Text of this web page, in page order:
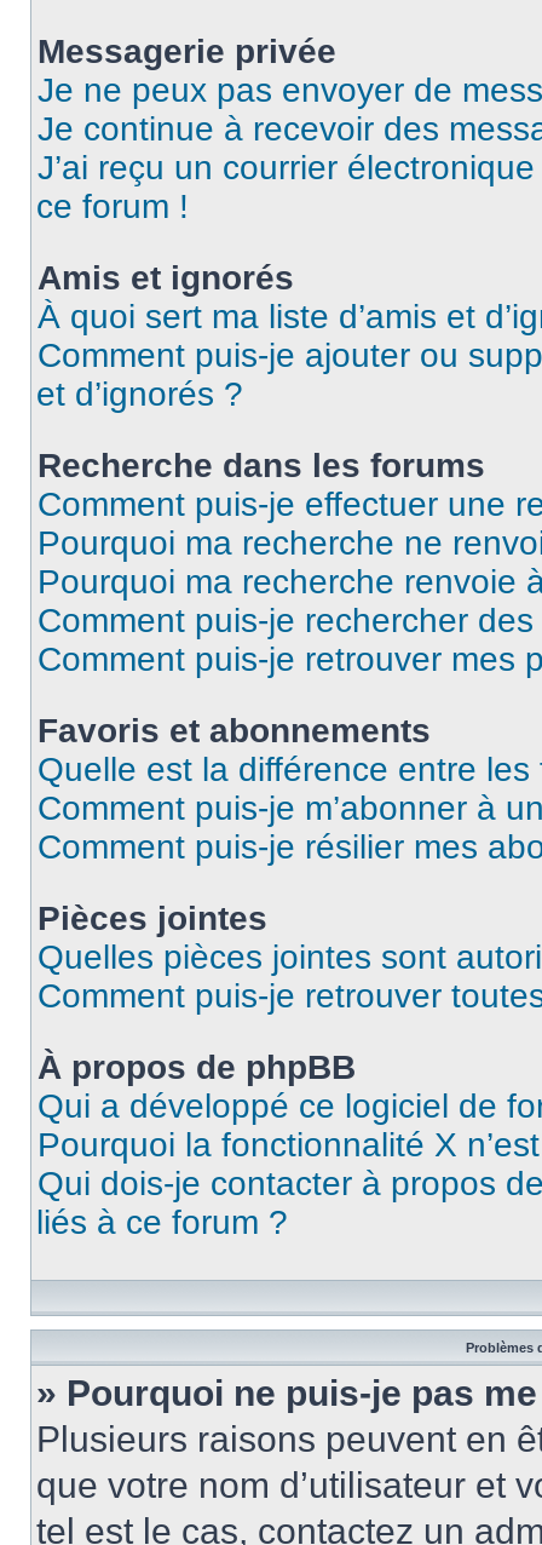
Messagerie privée
Je ne peux pas envoyer de
Je continue à recevoir des
J’ai reçu un courrier
ce forum !
Amis et ignorés
À quoi sert ma liste d’amis et
Comment puis-je ajouter ou
et d’ignorés ?
Recherche dans les forums
Comment puis-je effectuer une
Pourquoi ma recherche ne
Pourquoi ma recherche renvoie
Comment puis-je rechercher
Comment puis-je retrouver mes
Favoris et abonnements
Quelle est la différence entre
Comment puis-je m’abonner à
Comment puis-je résilier mes
Pièces jointes
Quelles pièces jointes sont
Comment puis-je retrouver
À propos de phpBB
Qui a développé ce logiciel de
Pourquoi la fonctionnalité X
Qui dois-je contacter à propos
liés à ce forum ?
Problèmes
» Pourquoi ne puis-je pas
Plusieurs raisons peuvent en
que votre nom d’utilisateur et
tel est le cas, contactez un